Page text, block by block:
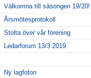
Välkomna till säsongen 19/20!
Årsmötesprotokoll
Stolta över vår förening
Ledarforum 13/3 2019
Ny lagfoton